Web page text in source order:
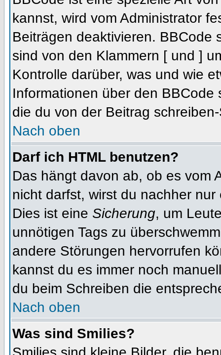
kannst, wird vom Administrator
Beiträgen deaktivieren. BBCode
sind von den Klammern [ und ]
Kontrolle darüber, was und wie
Informationen über den
die du von der Beitrag
Nach oben
Darf ich HTML benutzen?
Das hängt davon ab, ob es vom
nicht darfst, wirst du nachher
Dies ist eine Sicherung, um
unnötigen Tags zu
andere Störungen hervorrufen
kannst du es immer noch
du beim Schreiben die
Nach oben
Was sind Smilies?